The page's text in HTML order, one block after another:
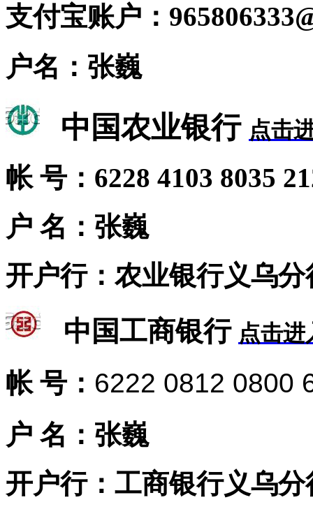
支付宝账户：
户名：张巍
中国农业银行 点击
帐 号：6228 4103 8035
户 名：张巍
开户行：农业银行义乌分
中国工商银行 点击进
帐 号： 6222 0812 0800
户 名：张巍
开户行： 工商银行义乌分